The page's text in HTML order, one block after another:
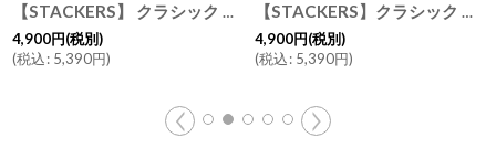
73751] [ 73778]
【STACKERS】クラシック ジュエリーボックス Lid リッド （蓋付ケース） トープ Taupe スタッカーズ ロンドン イギリス
6,300円(税別)
(税込: 6,930円)
【STACKERS】クラシック ジュエリーボックス 選べる4個セット 4set グレー＆ミント DoveGrey&Mint スタッカーズ ロンドン UK
19,000円(税別)
(税込: 20,900円